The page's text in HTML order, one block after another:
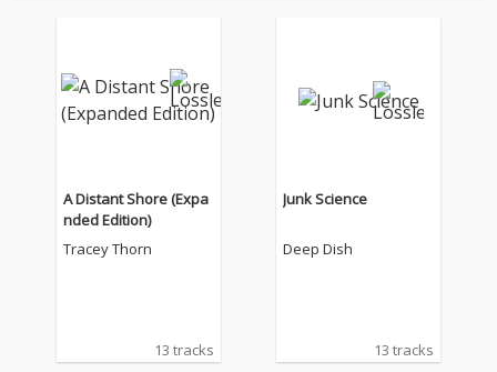
A Distant Shore (Expa
nded Edition)
Tracey Thorn
13 tracks
Junk Science
Deep Dish
13 tracks